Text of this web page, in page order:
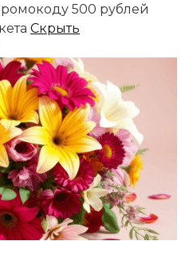
500 рублей
Скрыть